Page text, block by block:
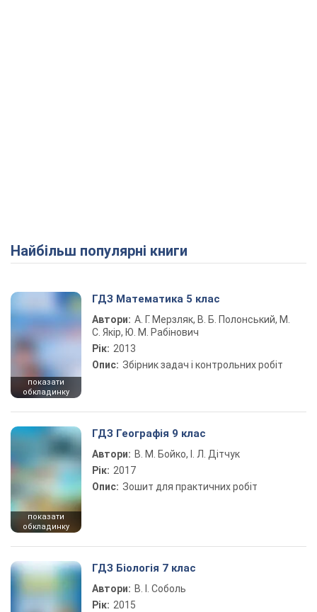
Найбільш популярні книги
показати
обкладинку
ГДЗ Математика 5 клас
Автори: А. Г. Мерзляк, В. Б. Полонський, М.
С. Якір, Ю. М. Рабінович
Рік: 2013
Опис: Збірник задач і контрольних робіт
показати
обкладинку
ГДЗ Географія 9 клас
Автори: В. М. Бойко, І. Л. Дітчук
Рік: 2017
Опис: Зошит для практичних робіт
ГДЗ Біологія 7 клас
Автори: В. І. Соболь
Рік: 2015